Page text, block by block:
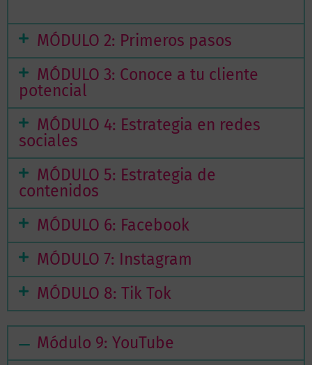
MÓDULO 2: Primeros pasos
MÓDULO 3: Conoce a tu cliente
potencial
MÓDULO 4: Estrategia en redes
sociales
MÓDULO 5: Estrategia de
contenidos
MÓDULO 6: Facebook
MÓDULO 7: Instagram
MÓDULO 8: Tik Tok
Módulo 9: YouTube